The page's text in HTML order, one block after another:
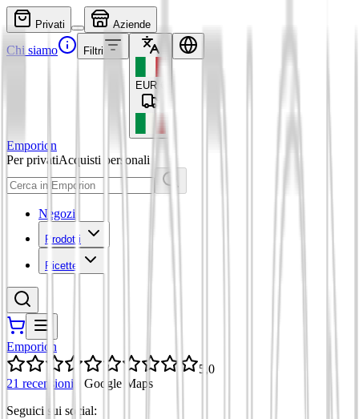
Privati Aziende
Chi siamo Filtri
EUR
Emporion
Per privatiAcquisti personali
Negozi
Prodotti
Ricette
Emporion
5,0
21 recensioni
Google Maps
Seguici sui social: